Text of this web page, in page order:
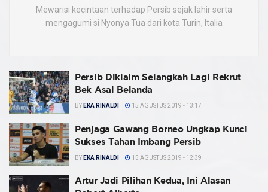
Mewarisi kecintaan terhadap Persib sejak lahir serta
mengagumi si Nyonya Tua dari kota Turin, Italia
Persib Diklaim Selangkah Lagi Rekrut
Bek Asal Belanda
BY EKA RINALDI 15 AGUSTUS 2019 - 13:17
Penjaga Gawang Borneo Ungkap Kunci
Sukses Tahan Imbang Persib
BY EKA RINALDI 15 AGUSTUS 2019 - 12:39
Artur Jadi Pilihan Kedua, Ini Alasan